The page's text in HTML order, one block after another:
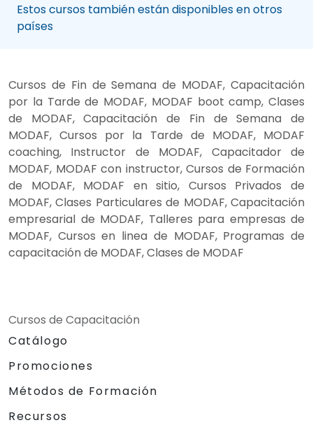
Estos cursos también están disponibles en otros
países
Cursos de Fin de Semana de MODAF, Capacitación
por la Tarde de MODAF, MODAF boot camp, Clases
de MODAF, Capacitación de Fin de Semana de
MODAF, Cursos por la Tarde de MODAF, MODAF
coaching, Instructor de MODAF, Capacitador de
MODAF, MODAF con instructor, Cursos de Formación
de MODAF, MODAF en sitio, Cursos Privados de
MODAF, Clases Particulares de MODAF, Capacitación
empresarial de MODAF, Talleres para empresas de
MODAF, Cursos en linea de MODAF, Programas de
capacitación de MODAF, Clases de MODAF
Cursos de Capacitación
Catálogo
Promociones
Métodos de Formación
Recursos